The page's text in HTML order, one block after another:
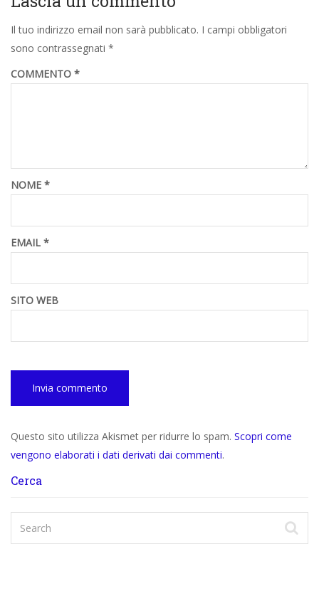
Il tuo indirizzo email non sarà pubblicato. I campi obbligatori
sono contrassegnati *
COMMENTO *
NOME *
EMAIL *
SITO WEB
Questo sito utilizza Akismet per ridurre lo spam. Scopri come
vengono elaborati i dati derivati dai commenti.
Cerca